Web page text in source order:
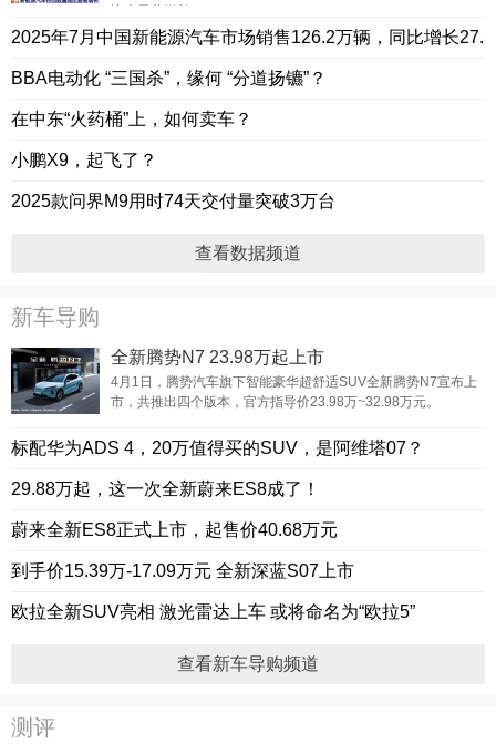
2025年7月中国新能源汽车市场销售126.2万辆，同比增长
BBA电动化 “三国杀”，缘何 “分道扬镳”？
在中东“火药桶”上，如何卖车？
小鹏X9，起飞了？
2025款问界M9用时74天交付量突破3万台
查看数据频道
新车导购
全新腾势N7 23.98万起上市
4月1日，腾势汽车旗下智能豪华超舒适SUV全新腾势N7宣布上
市，共推出四个版本，官方指导价23.98万~32.98万元。
标配华为ADS 4，20万值得买的SUV，是阿维塔07？
29.88万起，这一次全新蔚来ES8成了！
蔚来全新ES8正式上市，起售价40.68万元
到手价15.39万-17.09万元 全新深蓝S07上市
欧拉全新SUV亮相 激光雷达上车 或将命名为“欧拉5”
查看新车导购频道
测评